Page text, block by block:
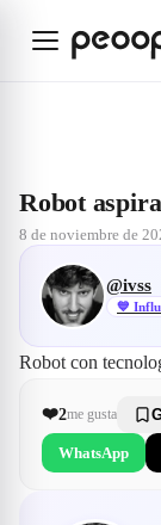
Robot
8 de noviembre de
@ivss
💙
Robot con
❤️2me gusta
WhatsApp